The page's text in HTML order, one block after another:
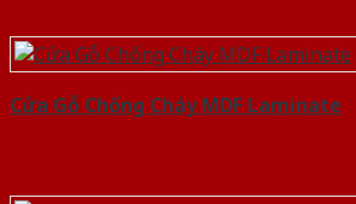
Cửa Gỗ Chống Cháy MDF Laminate